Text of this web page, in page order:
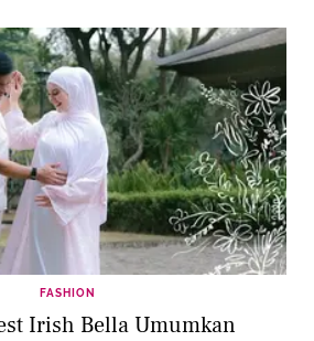
FASHION
Irish Bella Umumkan